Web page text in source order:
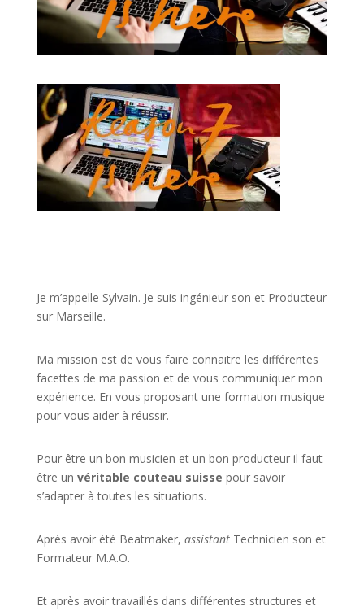
Je m’appelle Sylvain. Je suis ingénieur son et Producteur
sur Marseille.
Ma mission est de vous faire connaitre les différentes
facettes de ma passion et de vous communiquer mon
expérience. En vous proposant une formation musique
pour vous aider à réussir.
Pour être un bon musicien et un bon producteur il faut
être un véritable couteau suisse pour savoir
s’adapter à toutes les situations.
Après avoir été Beatmaker, assistant Technicien son et
Formateur M.A.O.
Et après avoir travaillés dans différentes structures et